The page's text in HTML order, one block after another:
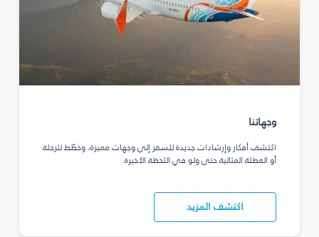
وجهاتنا
اكتشف أفكار وإرشادات جديدة للسفر إلى وجهات مميزة، وخطّط للرحلة
أو العطلة المثالية حتى ولو في اللحظة الأخيرة.
اكتشف المزيد